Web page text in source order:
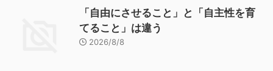
「自由にさせること」と「自主性を育
てること」は違う
2026/8/8